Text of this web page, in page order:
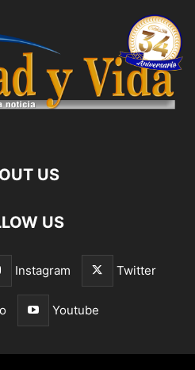
US
US
Instagram Twitter
Youtube